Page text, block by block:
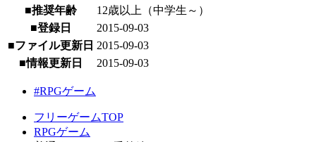
■推奨年齢
12歳以上（中学生～）
■登録日
2015-09-03
■ファイル更新日 2015-09-03
■情報更新日
2015-09-03
#RPGゲーム
フリーゲームTOP
RPGゲーム